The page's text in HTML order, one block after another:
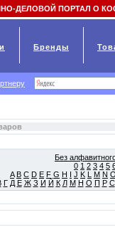
Без
0 1 2 3 4 5
A B C D E F G H I J K L M N
Г Д Е Ж З И Й К Л М Н О П Р С
ДЕЛОВОЙ ПОРТАЛ О
Бренды